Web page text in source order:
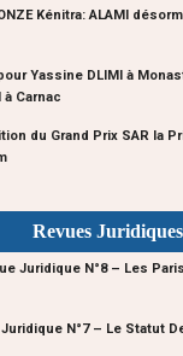
Kénitra: ALAMI
Yassine DLIMI à
à Carnac
du Grand Prix SAR la
Revues Juridiques
Juridique N°8 – Les
N°7 – Le Statut